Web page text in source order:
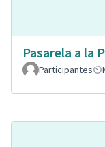
Pasarela a la
Participantes